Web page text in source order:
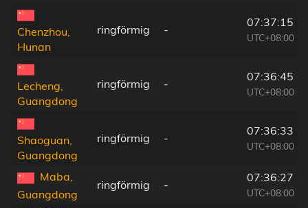
Chenzhou,
Hunan
ringförmig -
07:37:15
UTC+08:00
Lecheng,
Guangdong
ringförmig -
07:36:45
UTC+08:00
Shaoguan,
Guangdong
ringförmig -
07:36:33
UTC+08:00
Maba,
Guangdong
ringförmig -
07:36:27
UTC+08:00